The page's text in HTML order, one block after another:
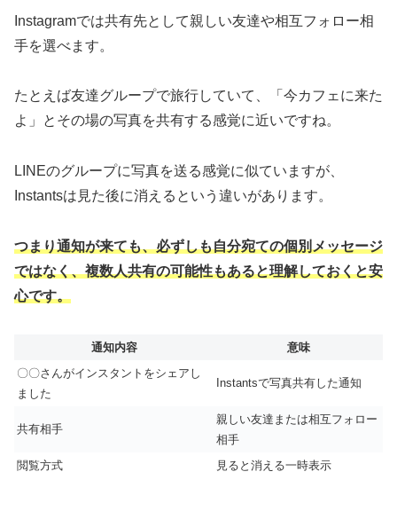
Instagramでは共有先として親しい友達や相互フォロー相
手を選べます。
たとえば友達グループで旅行していて、「今カフェに来た
よ」とその場の写真を共有する感覚に近いですね。
LINEのグループに写真を送る感覚に似ていますが、
Instantsは見た後に消えるという違いがあります。
つまり通知が来ても、必ずしも自分宛ての個別メッセージ
ではなく、複数人共有の可能性もあると理解しておくと安
心です。
通知内容
意味
〇〇さんがインスタントをシェアし
ました
Instantsで写真共有した通知
共有相手
親しい友達または相互フォロー
相手
閲覧方式
見ると消える一時表示